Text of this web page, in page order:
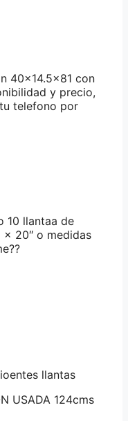
40×14.5×81 con
y precio,
telefono por
10 llantaa de
20″ o medidas
llantas
USADA 124cms